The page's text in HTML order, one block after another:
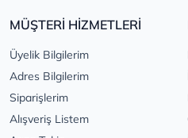
MÜŞTERİ HİZMETLERİ
Üyelik Bilgilerim
Adres Bilgilerim
Siparişlerim
Alışveriş Listem